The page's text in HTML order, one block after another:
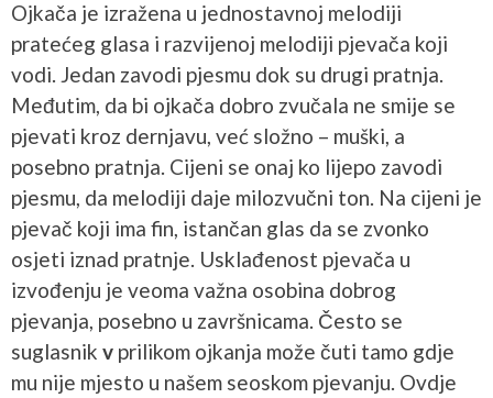
Ojkača je izražena u jednostavnoj melodiji
pratećeg glasa i razvijenoj melodiji pjevača koji
vodi. Jedan zavodi pjesmu dok su drugi pratnja.
Međutim, da bi ojkača dobro zvučala ne smije se
pjevati kroz dernjavu, već složno – muški, a
posebno pratnja. Cijeni se onaj ko lijepo zavodi
pjesmu, da melodiji daje milozvučni ton. Na cijeni je
pjevač koji ima fin, istančan glas da se zvonko
osjeti iznad pratnje. Usklađenost pjevača u
izvođenju je veoma važna osobina dobrog
pjevanja, posebno u završnicama. Često se
suglasnik v prilikom ojkanja može čuti tamo gdje
mu nije mjesto u našem seoskom pjevanju. Ovdje